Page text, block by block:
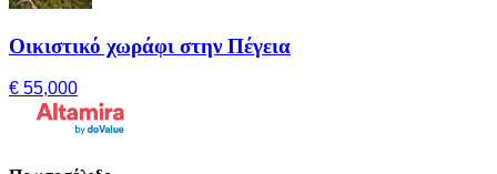
Οικιστικό χωράφι στην Πέγεια
€ 55,000